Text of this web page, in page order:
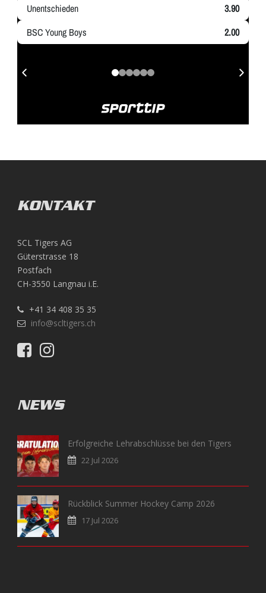
KONTAKT
SCL Tigers AG
Güterstrasse 18
Postfach
CH-3550 Langnau i.E.
+41 34 408 35 35
info@scltigers.ch
NEWS
Erfolgreiche Lehrabschlüsse bei den Tigers
22 Jul 2026
Rückblick Summer Hockey Camp 2026
17 Jul 2026